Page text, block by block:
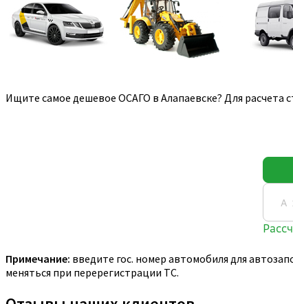
Ищите самое дешевое ОСАГО в Алапаевске? Для расчета
Примечание: введите гос. номер автомобиля для
меняться при перерегистрации ТС.